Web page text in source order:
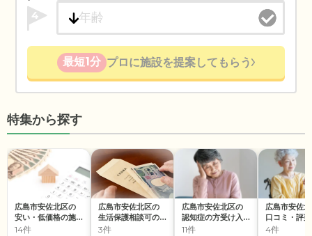
4
最短1分 プロに施設を提案してもらう
特集から探す
広島市安佐北区の
安い・低価格の施
設
14件
広島市安佐北区の
生活保護相談可の
施設
3件
広島市安佐北区の
認知症の方受け入
れの施設
11件
広島市安佐
口コミ・評
の施設
4件